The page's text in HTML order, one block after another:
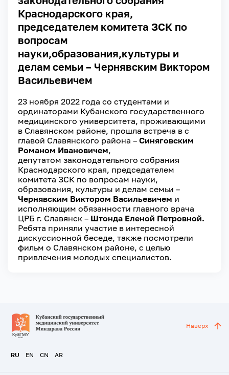
Краснодарского края,
председателем комитета ЗСК по
вопросам
науки,образования,культуры и
делам семьи – Чернявским Виктором
Васильевичем
23 ноября 2022 года со студентами и
ординаторами Кубанского государственного
медицинского университета, проживающими
в Славянском районе, прошла встреча в с
главой Славянского района – Синяговским
Романом Ивановичем,
депутатом законодательного собрания
Краснодарского края, председателем
комитета ЗСК по вопросам науки,
образования, культуры и делам семьи –
Чернявским Виктором Васильевичем и
исполняющим обязанности главного врача
ЦРБ г. Славянск – Штонда Еленой Петровной.
Ребята приняли участие в интересной
дискуссионной беседе, также посмотрели
фильм о Славянском районе, с целью
привлечения молодых специалистов.
RU EN CN AR
Наверх